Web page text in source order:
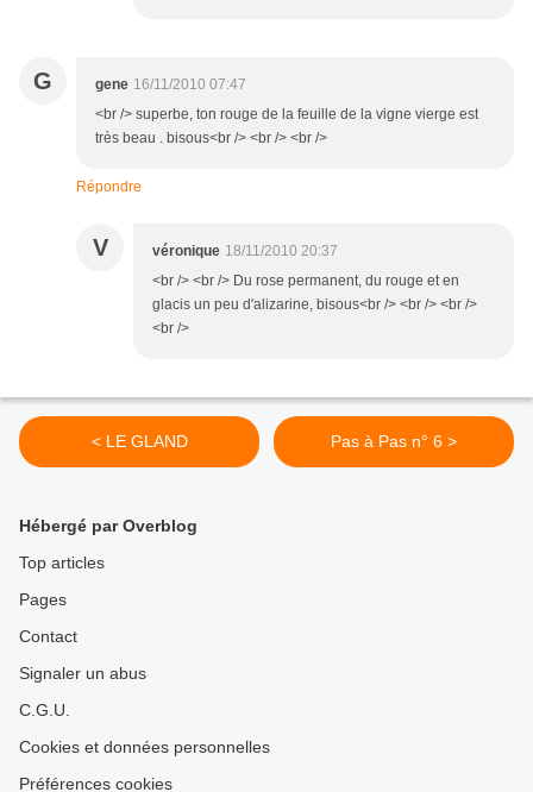
G gene 16/11/2010 07:47
<br /> superbe, ton rouge de la feuille de la vigne vierge est
très beau . bisous<br /> <br /> <br />
Répondre
V véronique 18/11/2010 20:37
<br /> <br /> Du rose permanent, du rouge et en
glacis un peu d'alizarine, bisous<br /> <br /> <br />
<br />
< LE GLAND Pas à Pas n° 6 >
Hébergé par Overblog
Top articles
Pages
Contact
Signaler un abus
C.G.U.
Cookies et données personnelles
Préférences cookies